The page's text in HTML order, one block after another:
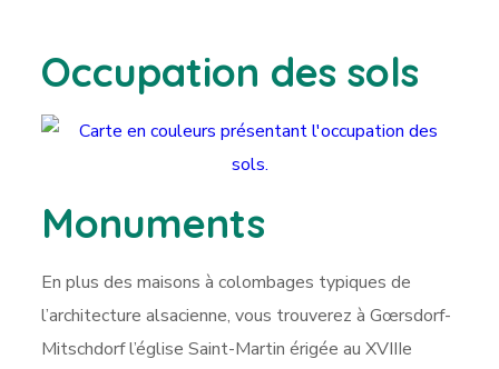
Occupation des sols
Monuments
En plus des maisons à colombages typiques de
l’architecture alsacienne, vous trouverez à Gœrsdorf-
Mitschdorf l’église Saint-Martin érigée au XVIIIe